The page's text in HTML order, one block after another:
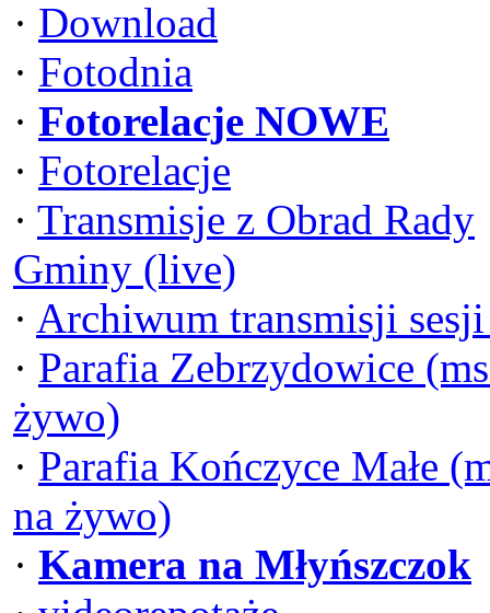
· Download
· Fotodnia
· Fotorelacje NOWE
· Fotorelacje
· Transmisje z Obrad Rady
Gminy (live)
· Archiwum transmisji
· Parafia Zebrzydowice
żywo)
· Parafia Kończyce Małe
na żywo)
· Kamera na Młyńszczok